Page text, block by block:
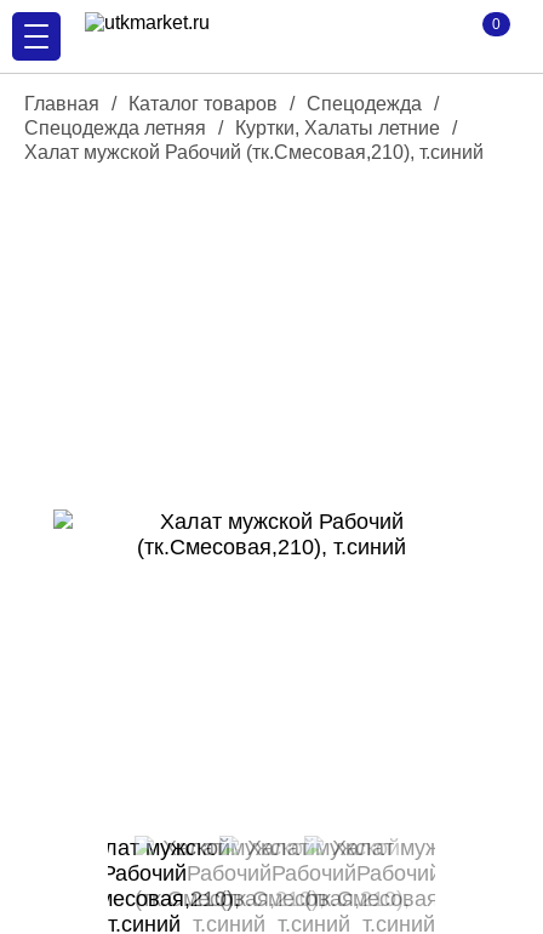
0
Главная / Каталог товаров / Спецодежда
/
Спецодежда летняя
/ Куртки, Халаты летние /
Халат мужской Рабочий (тк.Смесовая,210), т.синий